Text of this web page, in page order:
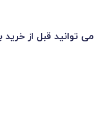
می توانید قبل از